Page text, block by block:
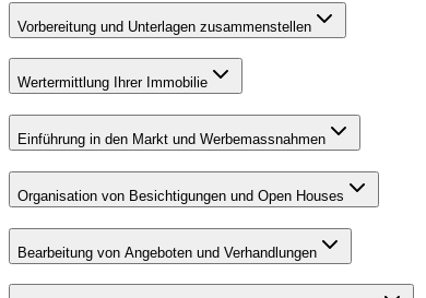
Vorbereitung und Unterlagen zusammenstellen
Wertermittlung Ihrer Immobilie
Einführung in den Markt und Werbemassnahmen
Organisation von Besichtigungen und Open Houses
Bearbeitung von Angeboten und Verhandlungen